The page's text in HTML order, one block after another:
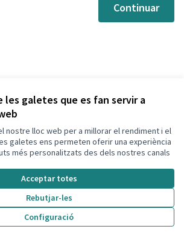
les galetes que es fan servir a
nostre lloc web per a millorar el rendiment i el
galetes ens permeten oferir una experiència
més personalitzats des dels nostres canals
Acceptar totes
Rebutjar-les
Configuració
Continuar
Facebook
a YouTube
Calafell a GitHub
extern)
lliure .
Amb
(Enllaç